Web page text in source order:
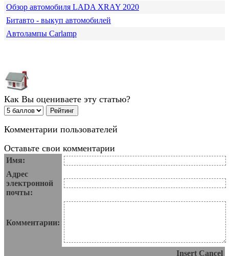
Обзор автомобиля LADA XRAY 2020
Битавто - выкуп автомобилей
Автолампы Carlamp
Как Вы оцениваете эту статью?
Комментарии пользователей
Оставьте свои комментарии
Имя:
Адрес
электронной
почты:
Комментарии:
Insert Cancel